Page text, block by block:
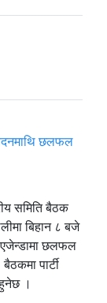
समिति बैठक
बिहान ८ बजे
छलफल
पार्टी
।